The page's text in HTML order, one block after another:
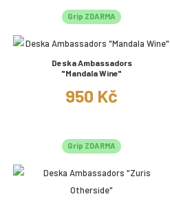
Grip ZDARMA
Deska Ambassadors
"Mandala Wine"
950 Kč
Grip ZDARMA